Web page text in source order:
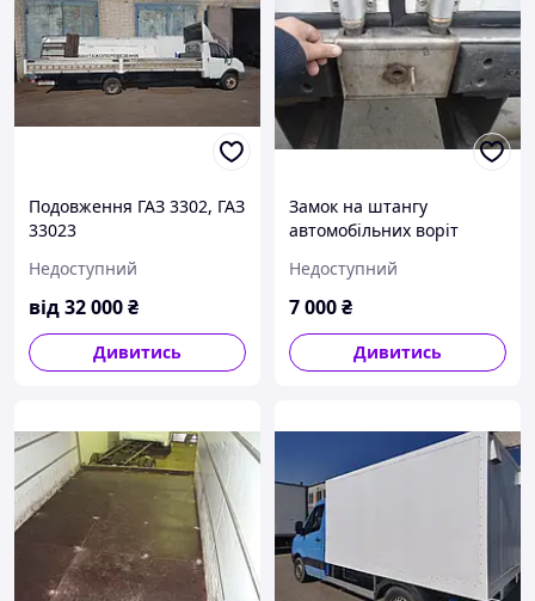
Подовження ГАЗ 3302, ГАЗ
33023
Недоступний
від32 000₴
Дивитись
Замок на штангу
автомобільних воріт
Недоступний
7 000₴
Дивитись